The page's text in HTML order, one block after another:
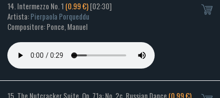
14. Intermezzo No. 1 (0.99 €)[02:30]
Artista:Pierpaola Porqueddu
Compositore: Ponce, Manuel
15. The Nutcracker Suite, Op. 71a: No. 2c, Russian Dance (0.99 €)